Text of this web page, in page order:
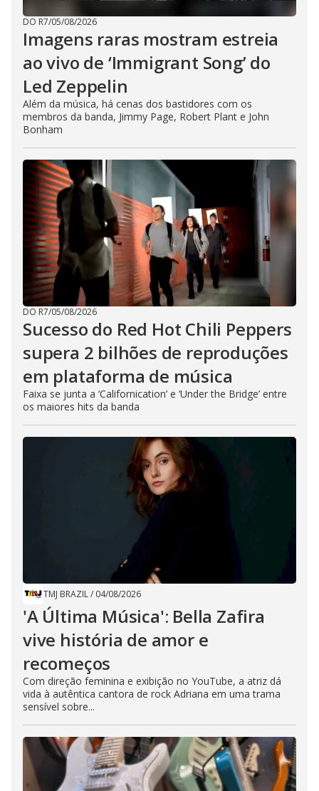
DO R7/05/08/2026
Imagens raras mostram estreia
ao vivo de ‘Immigrant Song’ do
Led Zeppelin
Além da música, há cenas dos bastidores com os
membros da banda, Jimmy Page, Robert Plant e John
Bonham
DO R7/05/08/2026
Sucesso do Red Hot Chili Peppers
supera 2 bilhões de reproduções
em plataforma de música
Faixa se junta a ‘Californication’ e ‘Under the Bridge’ entre
os maiores hits da banda
TMJ BRAZIL/ 04/08/2026
'A Última Música': Bella Zafira
vive história de amor e
recomeços
Com direção feminina e exibição no YouTube, a atriz dá
vida à autêntica cantora de rock Adriana em uma trama
sensível sobre...